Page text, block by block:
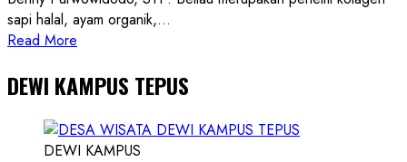
sapi halal, ayam organik,...
Read More
about
Founder
Konsep
Karnus
DEWI KAMPUS TEPUS
DEWI KAMPUS